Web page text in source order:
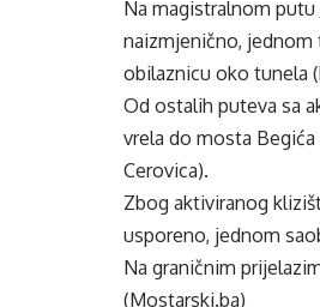
Na magistralnom putu
naizmjenično, jednom
obilaznicu oko tunela
Od ostalih puteva sa
vrela do mosta
Cerovica).
Zbog aktiviranog
usporeno, jednom
Na graničnim
(Mostarski.ba)